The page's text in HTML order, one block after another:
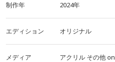
制作年 2024年
エディション オリジナル
メディア アクリル その他on